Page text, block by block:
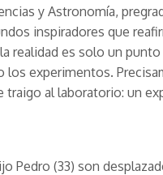
y Astronomía,
inspiradores que
realidad es solo un
los experimentos.
traigo al laboratorio: un
Pedro (33) son